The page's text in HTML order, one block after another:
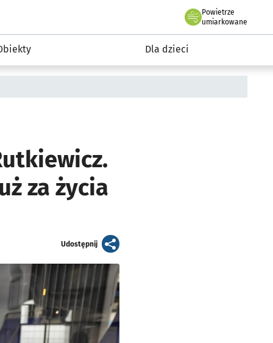
Powietrze
we Wrocławiu
umiarkowane
Dla dzieci
za życia
Udostępnijartykuł